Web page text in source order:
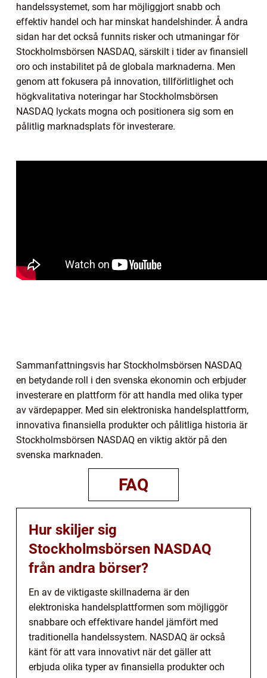
handelssystemet, som har möjliggjort snabb och
effektiv handel och har minskat handelshinder. Å andra
sidan har det också funnits risker och utmaningar för
Stockholmsbörsen NASDAQ, särskilt i tider av finansiell
oro och instabilitet på de globala marknaderna. Men
genom att fokusera på innovation, tillförlitlighet och
högkvalitativa noteringar har Stockholmsbörsen
NASDAQ lyckats mogna och positionera sig som en
pålitlig marknadsplats för investerare.
Sammanfattningsvis har Stockholmsbörsen NASDAQ
en betydande roll i den svenska ekonomin och erbjuder
investerare en plattform för att handla med olika typer
av värdepapper. Med sin elektroniska handelsplattform,
innovativa finansiella produkter och pålitliga historia är
Stockholmsbörsen NASDAQ en viktig aktör på den
svenska marknaden.
FAQ
Hur skiljer sig
Stockholmsbörsen NASDAQ
från andra börser?
En av de viktigaste skillnaderna är den
elektroniska handelsplattformen som möjliggör
snabbare och effektivare handel jämfört med
traditionella handelssystem. NASDAQ är också
känt för att vara innovativt när det gäller att
erbjuda olika typer av finansiella produkter och